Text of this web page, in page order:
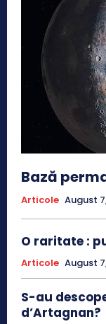
Bază
Articole August
O raritate :
Articole August
S-au
d’Artagnan?